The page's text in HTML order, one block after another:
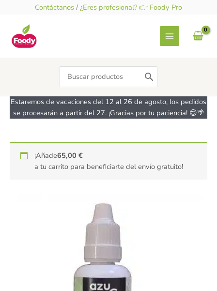
contenido
Contáctanos / ¿Eres profesional? 👉 Foody Pro
Search
for:
Estaremos de vacaciones del 12 al 26 de agosto, los pedidos
se procesarán a partir del 27. ¡Gracias por tu paciencia! 😊🌴
¡Añade65,00€
a tu carrito para beneficiarte del envío gratuito!
Colorante
liposoluble